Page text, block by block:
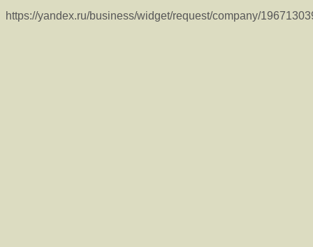
https://yandex.ru/business/widget/request/company/